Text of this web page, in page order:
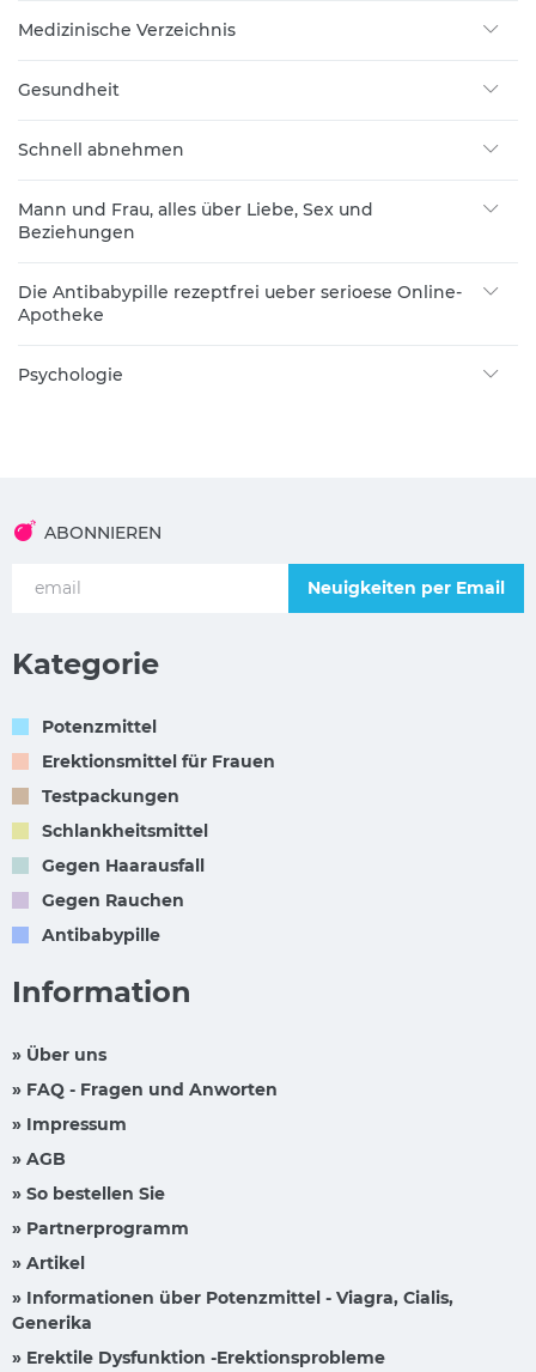
Medizinische Verzeichnis
Gesundheit
Schnell abnehmen
Mann und Frau, alles über Liebe, Sex und
Beziehungen
Die Antibabypille rezeptfrei ueber serioese Online-
Apotheke
Psychologie
ABONNIEREN
Neuigkeiten per Email
Kategorie
Potenzmittel
Erektionsmittel für Frauen
Testpackungen
Schlankheitsmittel
Gegen Haarausfall
Gegen Rauchen
Antibabypille
Information
» Über uns
» FAQ - Fragen und Anworten
» Impressum
» AGB
» So bestellen Sie
» Partnerprogramm
» Artikel
» Informationen über Potenzmittel - Viagra, Cialis,
Generika
» Erektile Dysfunktion -Erektionsprobleme